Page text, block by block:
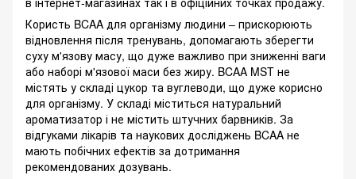
Користь BCAA для організму людини – прискорюють
відновлення після тренувань, допомагають зберегти
суху м'язову масу, що дуже важливо при зниженні ваги
або наборі м'язової маси без жиру. BCAA MST не
містять у складі цукор та вуглеводи, що дуже корисно
для організму. У складі міститься натуральний
ароматизатор і не містить штучних барвників. За
відгуками лікарів та наукових досліджень BCAA не
мають побічних ефектів за дотримання
рекомендованих дозувань.